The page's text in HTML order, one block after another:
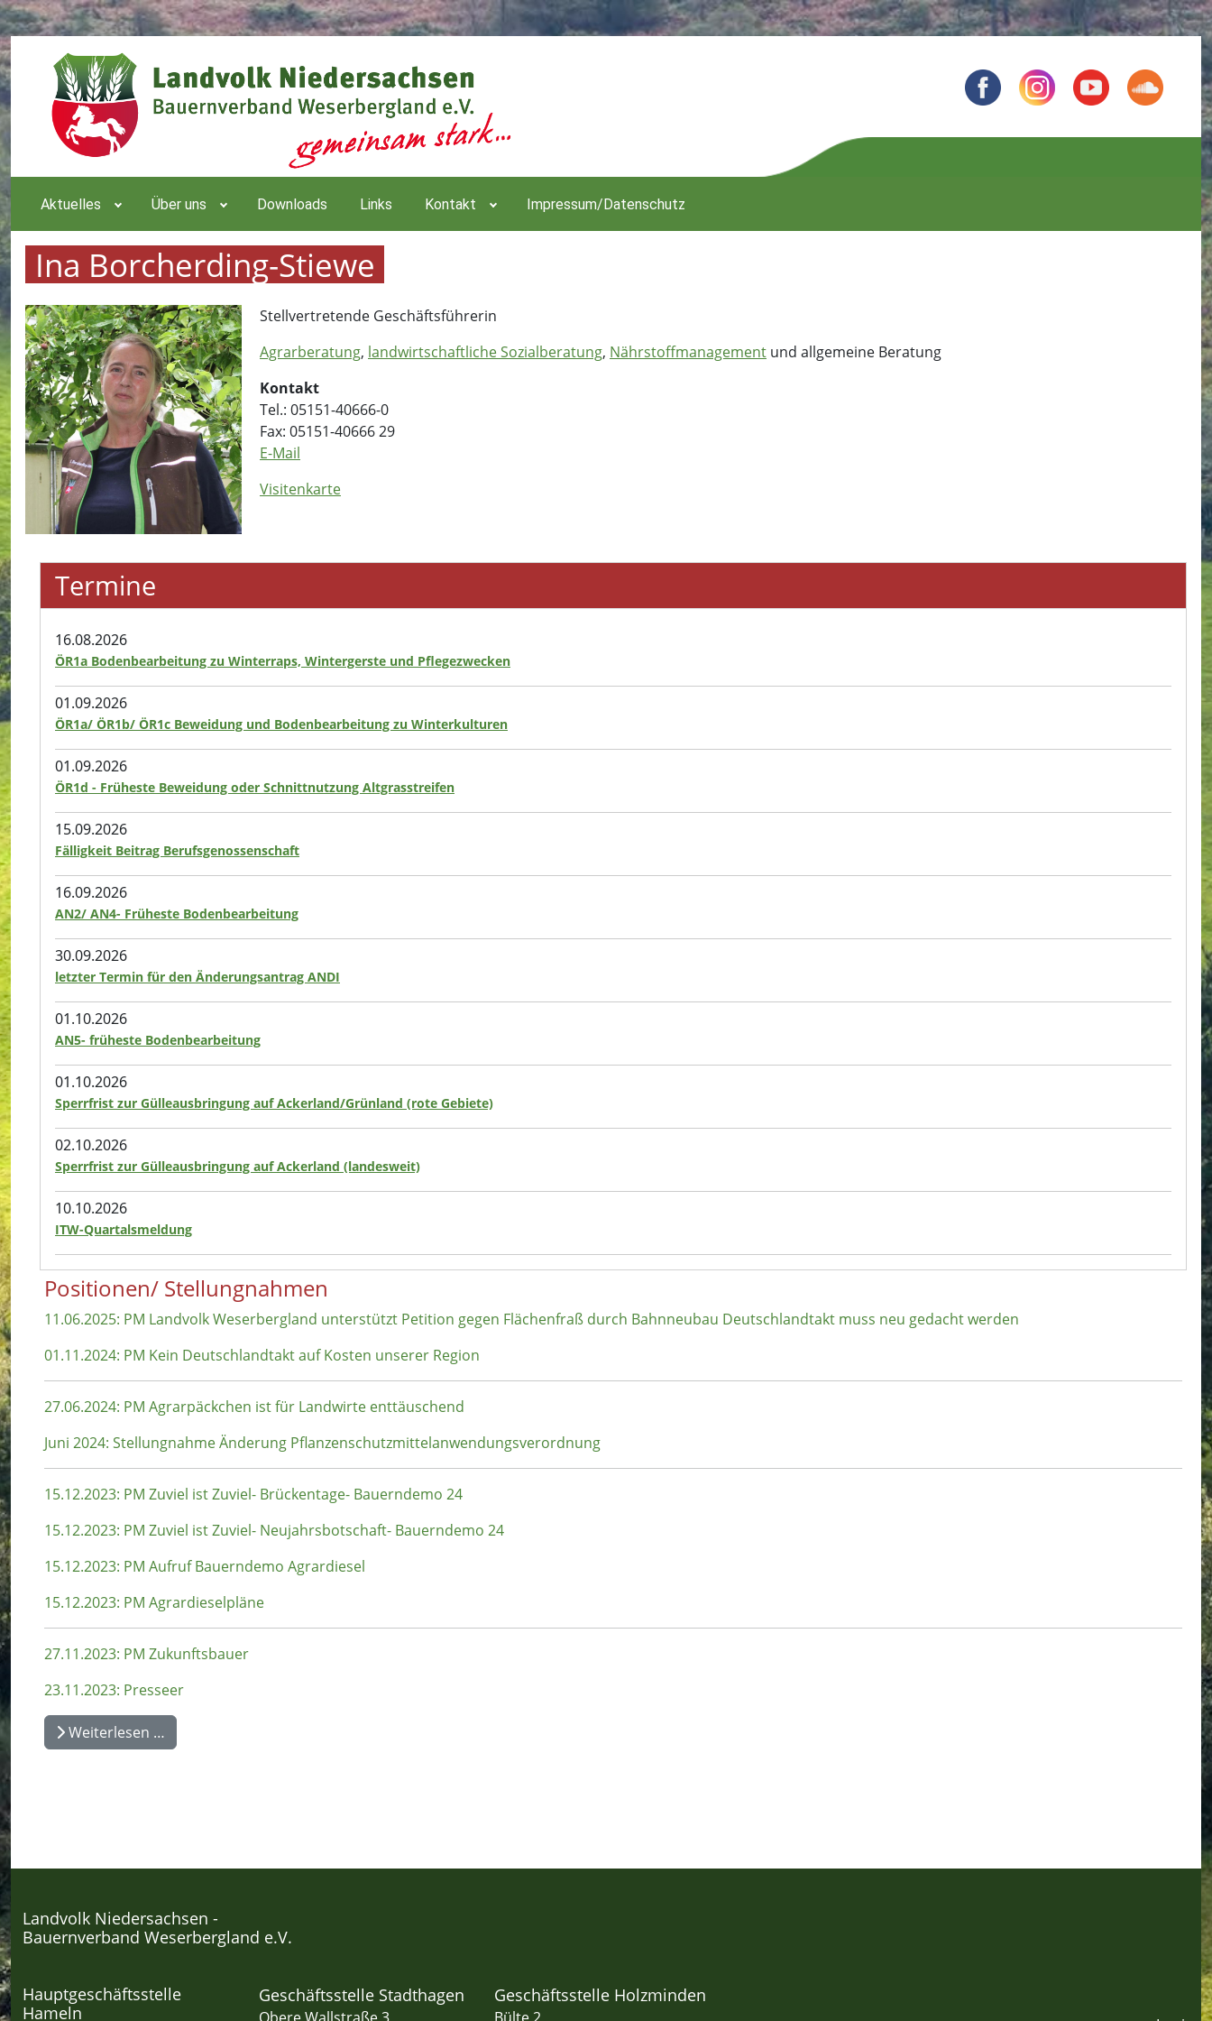
Aktuelles Über uns Downloads Links Kontakt Impressum/Datenschutz
Ina Borcherding-Stiewe
Stellvertretende Geschäftsführerin
Agrarberatung, landwirtschaftliche Sozialberatung, Nährstoffmanagement und allgemeine Beratung
Kontakt
Tel.: 05151-40666-0
Fax: 05151-40666 29
E-Mail
Visitenkarte
Termine
16.08.2026
ÖR1a Bodenbearbeitung zu Winterraps, Wintergerste und Pflegezwecken
01.09.2026
ÖR1a/ ÖR1b/ ÖR1c Beweidung und Bodenbearbeitung zu Winterkulturen
01.09.2026
ÖR1d - Früheste Beweidung oder Schnittnutzung Altgrasstreifen
15.09.2026
Fälligkeit Beitrag Berufsgenossenschaft
16.09.2026
AN2/ AN4- Früheste Bodenbearbeitung
30.09.2026
letzter Termin für den Änderungsantrag ANDI
01.10.2026
AN5- früheste Bodenbearbeitung
01.10.2026
Sperrfrist zur Gülleausbringung auf Ackerland/Grünland (rote Gebiete)
02.10.2026
Sperrfrist zur Gülleausbringung auf Ackerland (landesweit)
10.10.2026
ITW-Quartalsmeldung
Positionen/ Stellungnahmen
11.06.2025: PM Landvolk Weserbergland unterstützt Petition gegen Flächenfraß durch Bahnneubau Deutschlandtakt muss neu gedacht werden
01.11.2024: PM Kein Deutschlandtakt auf Kosten unserer Region
27.06.2024: PM Agrarpäckchen ist für Landwirte enttäuschend
Juni 2024: Stellungnahme Änderung Pflanzenschutzmittelanwendungsverordnung
15.12.2023: PM Zuviel ist Zuviel- Brückentage- Bauerndemo 24
15.12.2023: PM Zuviel ist Zuviel- Neujahrsbotschaft- Bauerndemo 24
15.12.2023: PM Aufruf Bauerndemo Agrardiesel
15.12.2023: PM Agrardieselpläne
27.11.2023: PM Zukunftsbauer
23.11.2023: Presseer
Weiterlesen …
Landvolk Niedersachsen -
Bauernverband Weserbergland e.V.
Hauptgeschäftsstelle
Hameln
Geschäftsstelle Stadthagen Geschäftsstelle Holzminden